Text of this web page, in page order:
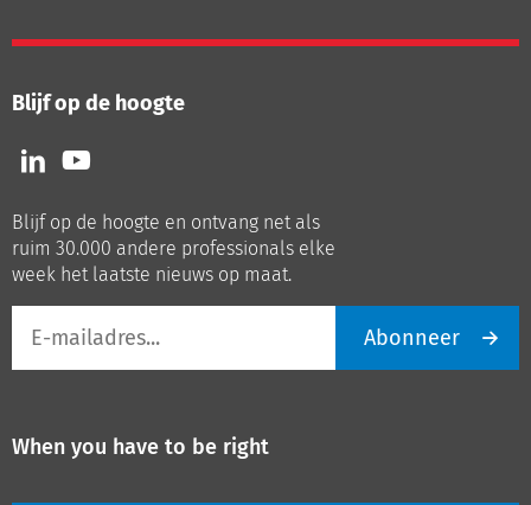
Blijf op de hoogte
Volg
ons
LinkedIn
Volg
ons
Youtube
Blijf op de hoogte en ontvang net als
ruim 30.000 andere professionals elke
week het laatste nieuws op maat.
mailadres
Abonneer
When you have to be right